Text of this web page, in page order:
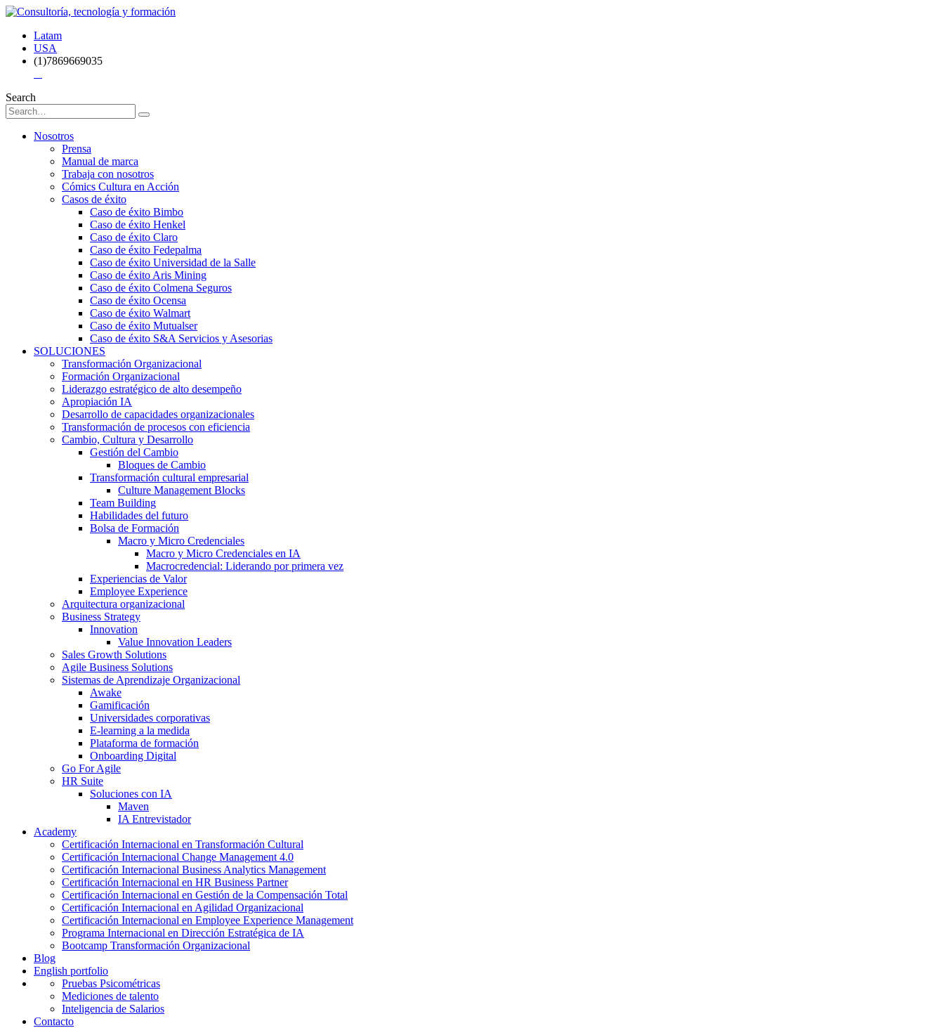
Latam
USA
(1)7869669035
Search
Nosotros
Prensa
Manual de marca
Trabaja con nosotros
Cómics Cultura en Acción
Casos de éxito
Caso de éxito Bimbo
Caso de éxito Henkel
Caso de éxito Claro
Caso de éxito Fedepalma
Caso de éxito Universidad de la Salle
Caso de éxito Aris Mining
Caso de éxito Colmena Seguros
Caso de éxito Ocensa
Caso de éxito Walmart
Caso de éxito Mutualser
Caso de éxito S&A Servicios y Asesorias
SOLUCIONES
Transformación Organizacional
Formación Organizacional
Liderazgo estratégico de alto desempeño
Apropiación IA
Desarrollo de capacidades organizacionales
Transformación de procesos con eficiencia
Cambio, Cultura y Desarrollo
Gestión del Cambio
Bloques de Cambio
Transformación cultural empresarial
Culture Management Blocks
Team Building
Habilidades del futuro
Bolsa de Formación
Macro y Micro Credenciales
Macro y Micro Credenciales en IA
Macrocredencial: Liderando por primera vez
Experiencias de Valor
Employee Experience
Arquitectura organizacional
Business Strategy
Innovation
Value Innovation Leaders
Sales Growth Solutions
Agile Business Solutions
Sistemas de Aprendizaje Organizacional
Awake
Gamificación
Universidades corporativas
E-learning a la medida
Plataforma de formación
Onboarding Digital
Go For Agile
HR Suite
Soluciones con IA
Maven
IA Entrevistador
Academy
Certificación Internacional en Transformación Cultural
Certificación Internacional Change Management 4.0
Certificación Internacional Business Analytics Management
Certificación Internacional en HR Business Partner
Certificación Internacional en Gestión de la Compensación Total
Certificación Internacional en Agilidad Organizacional
Certificación Internacional en Employee Experience Management
Programa Internacional en Dirección Estratégica de IA
Bootcamp Transformación Organizacional
Blog
English portfolio
Pruebas Psicométricas
Mediciones de talento
Inteligencia de Salarios
Contacto